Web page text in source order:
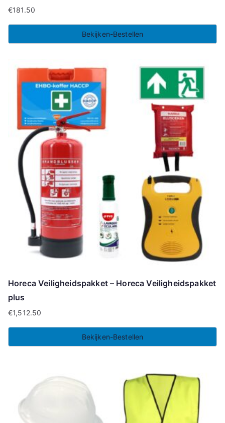
€181.50
Bekijken-Bestellen
Horeca Veiligheidspakket – Horeca Veiligheidspakket
plus
€1,512.50
Bekijken-Bestellen